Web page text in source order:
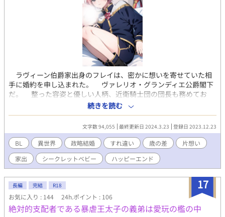
ラヴィーン伯爵家出身のフレイは、密かに想いを寄せていた相
手に婚約を申し込まれた。 ヴァレリオ・グランディエ公爵閣下
だ。 整った容姿と優しい人柄、近衛騎士団の団長も務めてお
り、皆の憧れの的だった。 そして、フレイの両親の命の恩人で
もあった。 そんなヴァレリオとは、二回り年が離れており、絶
対に手の届かないはずの人だった。 だが、フレイはヴァレリオ
の婚約者に迎えられ、たくさんの贈り物をもらい、デートもし
た。 義父やグランディエ家に仕える誰しもに歓迎され、フレイ
は幸せの絶頂にいた。 しかし、初夜を放置されてしまったフレ
イ。 翌日にフレイが馬乗りになって誘惑し、ようやく身も心も
ひとつになった。 順調に愛を育んでいた。 そう思っていたの
だが、半年後。 義父のとある発言により、ふたりは愛のない典
型的な政略結婚だったことを知ってしまう。 ショックを受ける
フレイ。 そこにヴァレリオの元婚約者も現れて――！？ ヴァ
レリオには好きな人と結ばれてほしいと願うフレイは、身を引く
続きを読む
文字数 94,055 最終更新日 2024.3.23 登録日 2023.12.23
BL 異世界 政略結婚 すれ違い 歳の差
片想い
家出
シークレットベビー ハッピーエンド
17
長編 完結 R18
お気に入り : 144 24h.ポイント : 106
絶対的支配者である暴虐王太子の義弟は愛玩の檻の中